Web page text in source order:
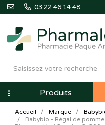
03 22 46 14 48
Pharmaleo
Pharmacie
Paque
NavigationProduits
Accueil Marque
Babybio - Régal de